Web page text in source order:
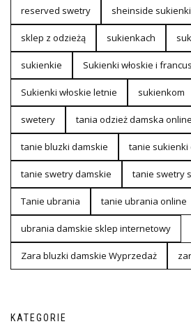
reserved swetry sheinside sukienki
sklep z odzieżą sukienkach
sukienkie Sukienki włoskie i
Sukienki włoskie letnie sukienkom
swetery tania odzież damska online
tanie bluzki damskie tanie sukienki
tanie swetry damskie tanie swetry
Tanie ubrania tanie ubrania online
ubrania damskie sklep internetowy
Zara bluzki damskie Wyprzedaż
KATEGORIE